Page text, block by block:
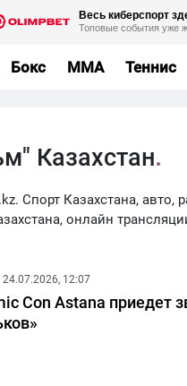
Бокс MMA Теннис
Казахстан
Спорт Казахстана, авто,
онлайн
24.07.2026, 12:07
Con Astana приедет